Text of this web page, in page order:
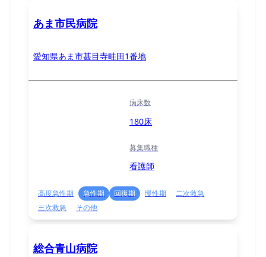
あま市民病院
愛知県あま市甚目寺畦田1番地
病床数
180床
募集職種
看護師
高度急性期 急性期 回復期 慢性期
二次救急
三次救急
その他
総合青山病院